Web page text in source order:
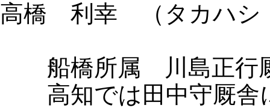
高橋 利幸 （タカハ
船橋所属 川島正行
高知では田中守厩舎